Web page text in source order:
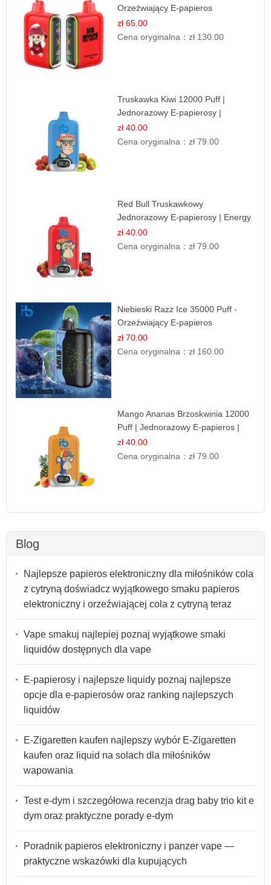
Orzeźwiający E-papieros
Jednorazowy
zł 65.00
Cena oryginalna：zł 130.00
Truskawka Kiwi 12000 Puff |
Jednorazowy E-papierosy |
Owocowa Mieszanka
zł 40.00
Cena oryginalna：zł 79.00
Red Bull Truskawkowy
Jednorazowy E-papierosy | Energy
Drink Smak
zł 40.00
Cena oryginalna：zł 79.00
Niebieski Razz Ice 35000 Puff -
Orzeźwiający E-papieros
Jednorazowy | IBVAPE
zł 70.00
Cena oryginalna：zł 160.00
Mango Ananas Brzoskwinia 12000
Puff | Jednorazowy E-papieros |
Tropikalny Smak
zł 40.00
Cena oryginalna：zł 79.00
Blog
Najlepsze papieros elektroniczny dla miłośników cola
z cytryną doświadcz wyjątkowego smaku papieros
elektroniczny i orzeźwiającej cola z cytryną teraz
Vape smakuj najlepiej poznaj wyjątkowe smaki
liquidów dostępnych dla vape
E-papierosy i najlepsze liquidy poznaj najlepsze
opcje dla e-papierosów oraz ranking najlepszych
liquidów
E-Zigaretten kaufen najlepszy wybór E-Zigaretten
kaufen oraz liquid na solach dla miłośników
wapowania
Test e-dym i szczegółowa recenzja drag baby trio kit e
dym oraz praktyczne porady e-dym
Poradnik papieros elektroniczny i panzer vape —
praktyczne wskazówki dla kupujących